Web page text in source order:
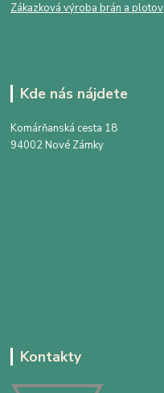
Zákazková výroba brán a plotov
Kde nás nájdete
Komárňanská cesta 18
94002 Nové Zámky
Kontakty